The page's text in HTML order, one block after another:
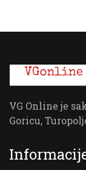
VG Online je
Goricu,